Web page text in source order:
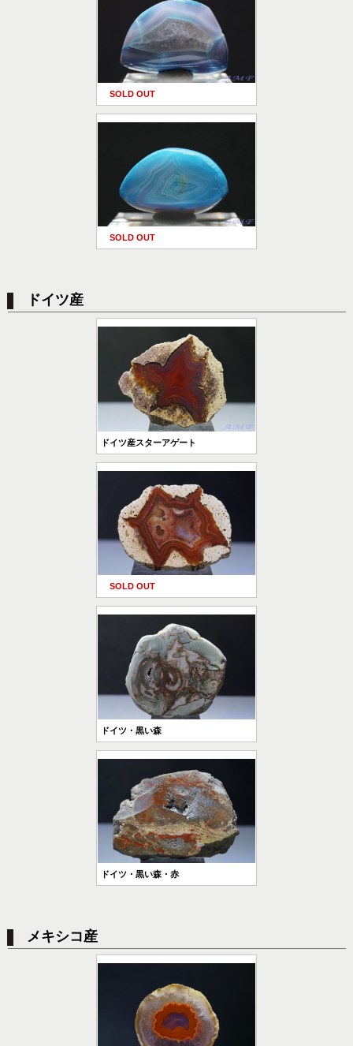
SOLD OUT
SOLD OUT
ドイツ産
ドイツ産スターアゲート
SOLD OUT
ドイツ・黒い森
ドイツ・黒い森・赤
メキシコ産